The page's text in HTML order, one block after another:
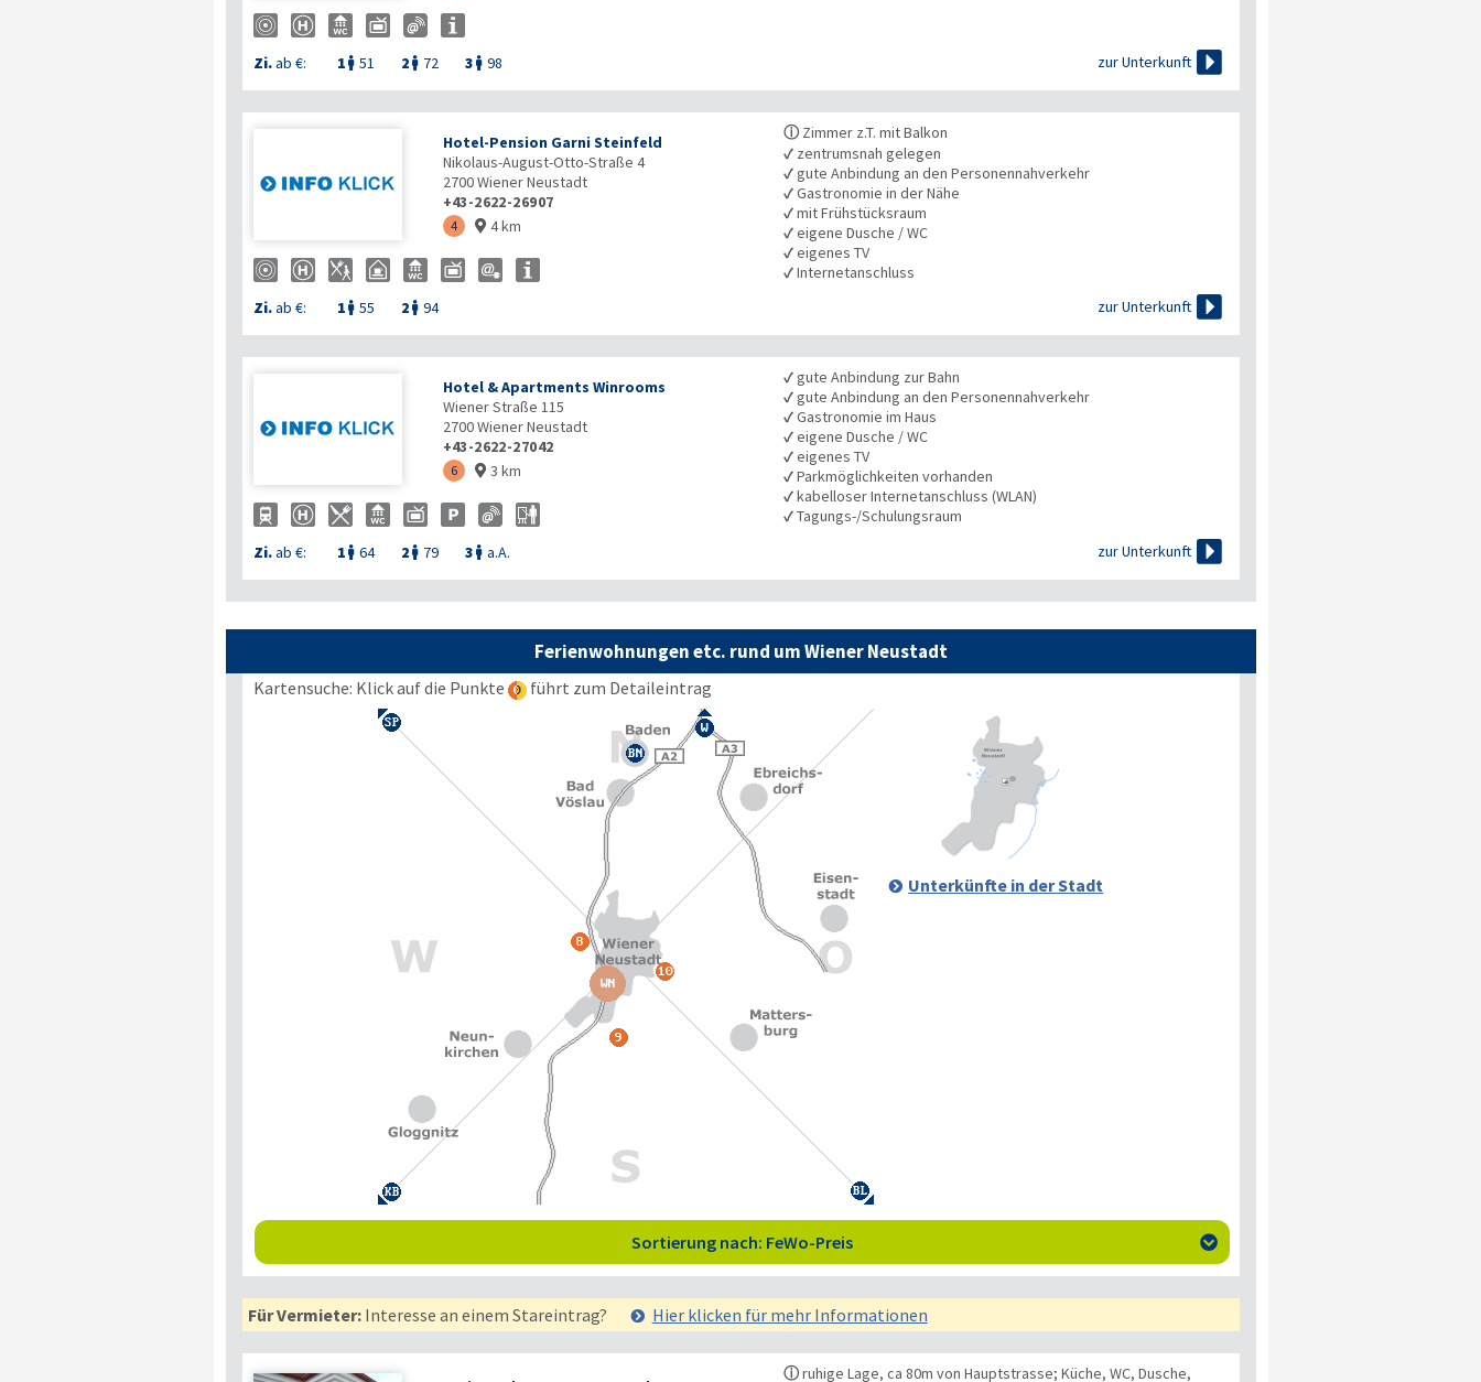
Zi.ab €: 1  51 2  72 3  98 zur Unterkunft 
Hotel-Pension Garni Steinfeld
Nikolaus-August-Otto-Straße 4
2700Wiener Neustadt
+43-2622-26907
4  4 km
Zi.ab €: 1  55 2  94
ⓘ Zimmer z.T. mit Balkon
✓ zentrumsnah gelegen
✓gute Anbindung an den Personennahverkehr
✓Gastronomie in der Nähe
✓mit Frühstücksraum
✓eigene Dusche / WC
✓eigenes TV
✓Internetanschluss
zur Unterkunft

Hotel & Apartments Winrooms
Wiener Straße 115
2700Wiener Neustadt
+43-2622-27042
6  3 km
Zi.ab €: 1  64 2  79 3  a.A.
✓gute Anbindung zur Bahn
✓gute Anbindung an den Personennahverkehr
✓Gastronomie im Haus
✓eigene Dusche / WC
✓eigenes TV
✓Parkmöglichkeiten vorhanden
✓kabelloser Internetanschluss (WLAN)
✓Tagungs-/Schulungsraum
zur Unterkunft

Ferienwohnungen etc. rund um Wiener Neustadt
Kartensuche: Klick auf die Punkte führt zum Detaileintrag
Unterkünfte in der Stadt
Sortierung nach: FeWo-Preis 
Für Vermieter:Interesse an einem Stareintrag? Hier klicken für mehr Informationen
ⓘruhige Lage, ca 80m von Hauptstrasse; Küche, WC, Dusche,